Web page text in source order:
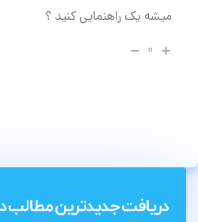
میشه یک راهنمایی کنید ؟
۰